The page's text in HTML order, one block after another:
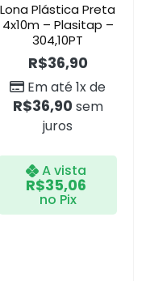
Lona Plástica Preta
4x10m – Plasitap –
304,10PT
R$36,90
Em até 1x de
R$36,90 sem
juros
A vista
R$35,06
no Pix